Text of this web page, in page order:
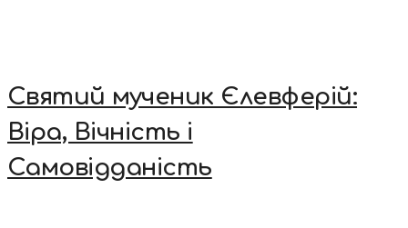
Святий мученик Єлевферій:
Віра, Вічність і
Самовідданість